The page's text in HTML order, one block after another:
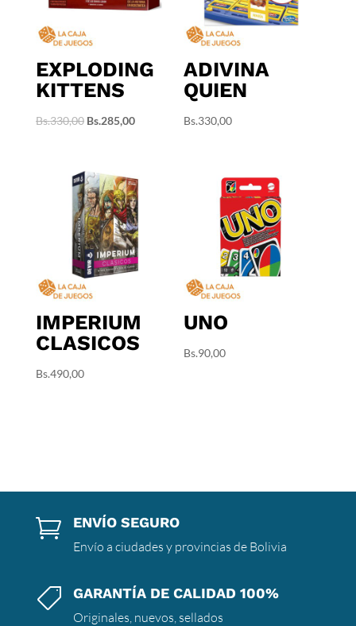
EXPLODING
KITTENS
Bs.330,00 El
era:
Bs.330,00.
Bs.285,00El
es:
Bs.285,00.
ADIVINA
QUIEN
Bs.330,00
IMPERIUM
CLASICOS
Bs.490,00
UNO
Bs.90,00
 ENVÍO SEGURO
Envío a ciudades y provincias de Bolivia
 GARANTÍA DE CALIDAD 100%
Originales, nuevos, sellados